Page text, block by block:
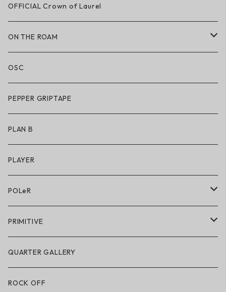
LAKAI × CHOCOLATE
LAKAI × RIPNDIP
シューズ
アパレル
アクセサリー
キッズシューズ
OFFICIAL Crown of Laurel
ON THE ROAM
アパレル
サングラス
アンダーウェア
シューズ
アクセサリー・小物
OSC
PEPPER GRIPTAPE
PLAN B
PLAYER
POLeR
POLeR × GRIZZLY
POLeR × LAKAI
アパレル
PRIMITIVE
アパレル
ハードグッズ
QUARTER GALLERY
ROCK OFF